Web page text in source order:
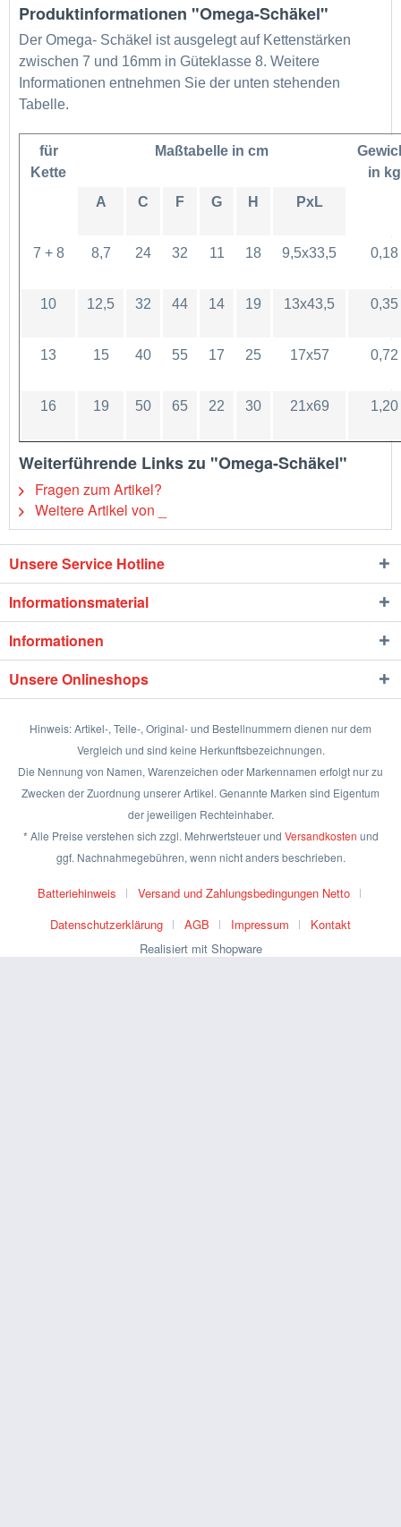
Produktinformationen "Omega-Schäkel"
Der Omega- Schäkel ist ausgelegt auf Kettenstärken
zwischen 7 und 16mm in Güteklasse 8. Weitere
Informationen entnehmen Sie der unten stehenden
Tabelle.
für
Kette
Maßtabelle in cm
in kg
A
C F G H PxL
7 + 8 8,7 24 32 11 18 9,5x33,5 0,18
10 12,5 32 44 14 19 13x43,5 0,35
13 15 40 55 17 25 17x57 0,72
16 19 50 65 22 30 21x69 1,20
Weiterführende Links zu "Omega-Schäkel"
Fragen zum Artikel?
Weitere Artikel von _
Unsere Service Hotline
Informationsmaterial
Informationen
Unsere Onlineshops
Hinweis: Artikel-, Teile-, Original- und Bestellnummern dienen nur dem
Vergleich und sind keine Herkunftsbezeichnungen.
Die Nennung von Namen, Warenzeichen oder Markennamen erfolgt nur zu
Zwecken der Zuordnung unserer Artikel. Genannte Marken sind Eigentum
der jeweiligen Rechteinhaber.
* Alle Preise verstehen sich zzgl. Mehrwertsteuer und Versandkosten und
ggf. Nachnahmegebühren, wenn nicht anders beschrieben.
Batteriehinweis
Versand und Zahlungsbedingungen Netto
Datenschutzerklärung
AGB Impressum
Kontakt
Realisiert mit Shopware